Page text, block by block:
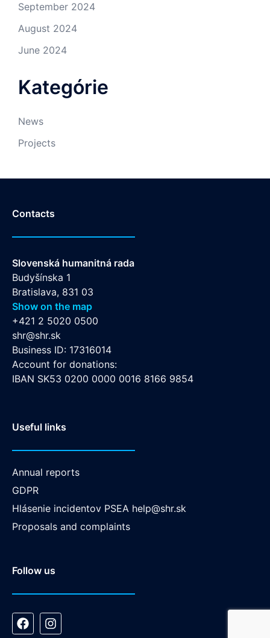
September 2024
August 2024
June 2024
Kategórie
News
Projects
Contacts
Slovenská humanitná rada
Budyšínska 1
Bratislava, 831 03
Show on the map
+421 2 5020 0500
shr@shr.sk
Business ID: 17316014
Account for donations:
IBAN SK53 0200 0000 0016 8166 9854
Useful links
Annual reports
GDPR
Hlásenie incidentov PSEA help@shr.sk
Proposals and complaints
Follow us